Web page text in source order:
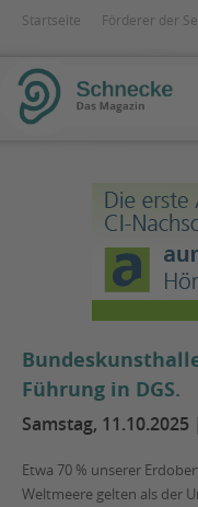
Startseite Förderer der
Führung in DGS.
Samstag,
Etwa 70 % unserer
Weltmeere gelten als der